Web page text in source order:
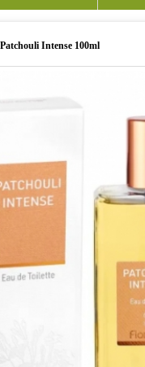
Intense 100ml